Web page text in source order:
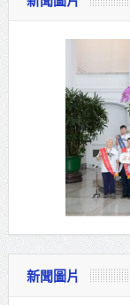
新聞圖片